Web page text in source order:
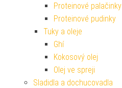
Proteinové palačinky
Proteinové pudinky
Tuky a oleje
Ghí
Kokosový olej
Olej ve spreji
Sladidla a dochucovadla